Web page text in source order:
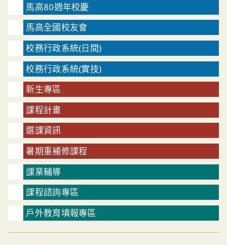
馬高80週年校慶
馬高全國校友會
校務行政系統(日間)
校務行政系統(實技)
新生專區
課程計畫
選課資訊
暑期重補修課程
課業輔導
課程諮詢專區
戶外教育填報專區